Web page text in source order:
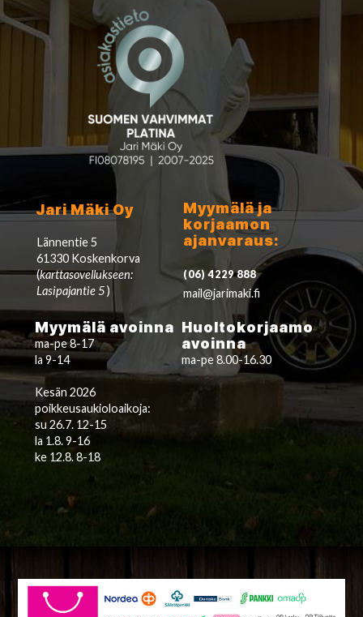
Jari Mäki Oy
Lännentie 5
61330 Koskenkorva
(karttasovellukseen:
Lasipajantie 5)
Myymälä ja
korjaamon
ajanvaraus:
(06) 4229 888
mail@jarimaki.fi
Myymälä avoinna
ma-pe 8-17
la 9-14
Kesän 2026
poikkeusaukioloaikoja:
su 26.7. 12-15
la 1.8. 9-16
ke 12.8. 8-18
Huoltokorjaamo
avoinna
ma-pe 8.00-16.30